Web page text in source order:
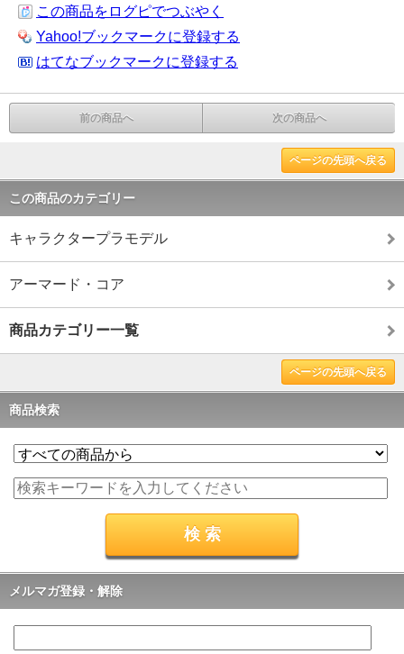
この商品をログピでつぶやく
Yahoo!ブックマークに登録する
はてなブックマークに登録する
前の商品へ 次の商品へ
ページの先頭へ戻る
この商品のカテゴリー
キャラクタープラモデル
アーマード・コア
商品カテゴリー一覧
ページの先頭へ戻る
商品検索
メルマガ登録・解除